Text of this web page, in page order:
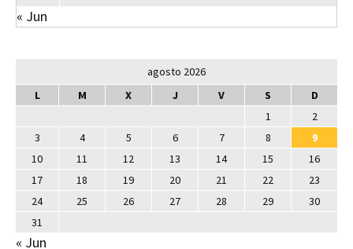
« Jun
agosto 2026
L
M X J V S
D
1
2
3
4 5 6 7 8
9
10
11 12 13 14 15
16
17
18 19 20 21 22
23
24
25 26 27 28 29
30
31
« Jun